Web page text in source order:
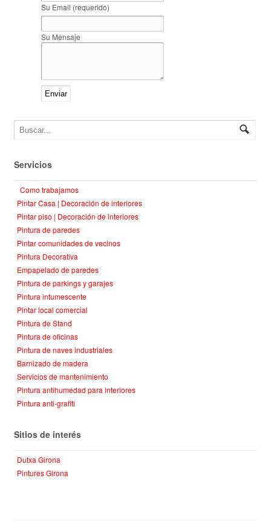
Su Email (requerido)
Su Mensaje
Servicios
Como trabajamos
Pintar Casa | Decoración de interiores
Pintar piso | Decoración de interiores
Pintura de paredes
Pintar comunidades de vecinos
Pintura Decorativa
Empapelado de paredes
Pintura de parkings y garajes
Pintura intumescente
Pintar local comercial
Pintura de Stand
Pintura de oficinas
Pintura de naves industriales
Barnizado de madera
Servicios de mantenimiento
Pintura antihumedad para interiores
Pintura anti-grafiti
Sitios de interés
Dutxa Girona
Pintures Girona